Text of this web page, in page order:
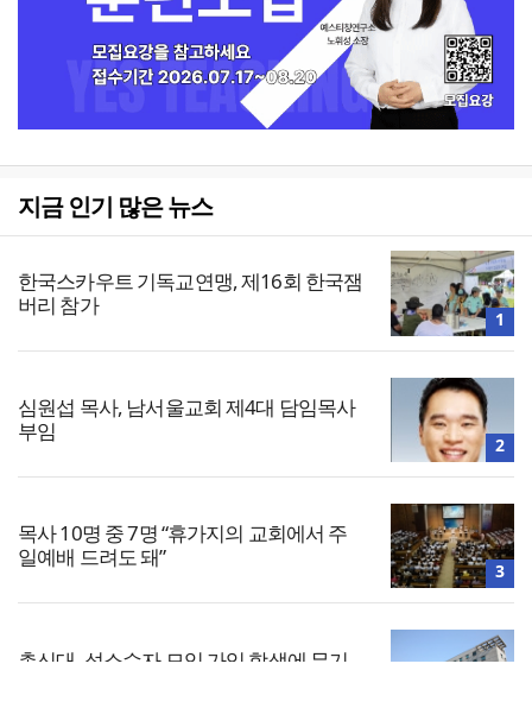
지금 인기 많은 뉴스
한국스카우트 기독교연맹, 제16회 한국잼
버리 참가
1
심원섭 목사, 남서울교회 제4대 담임목사
부임
2
목사 10명 중 7명 “휴가지의 교회에서 주
일예배 드려도 돼”
3
총신대, 성소수자 모임 가입 학생에 무기